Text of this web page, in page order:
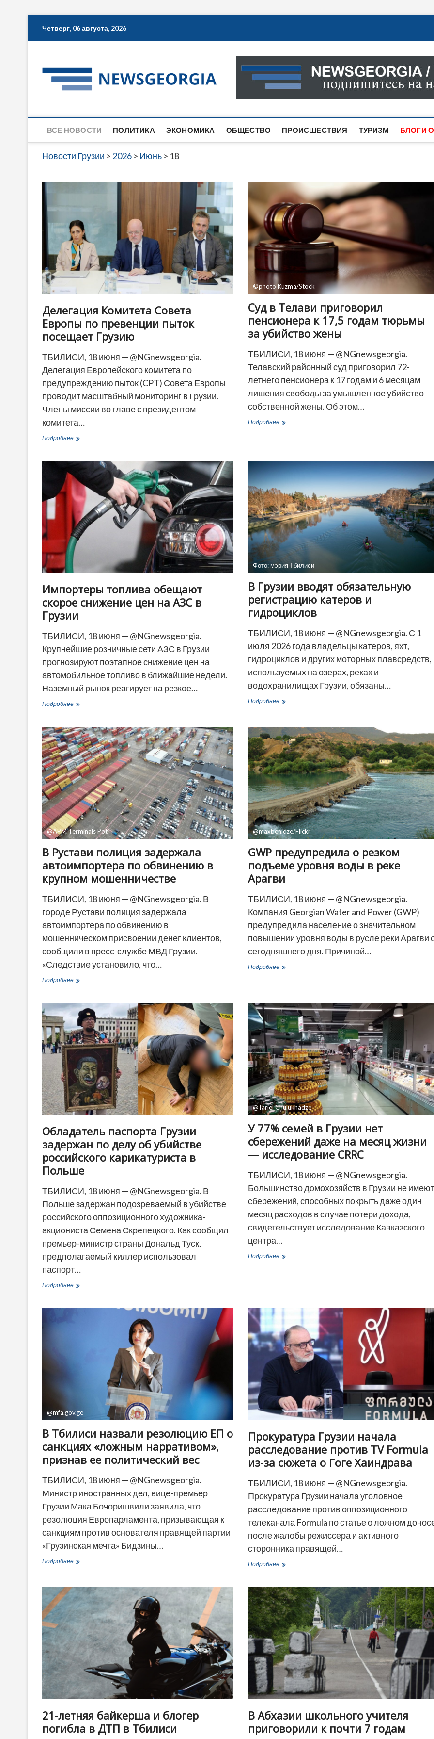
Четверг, 06 августа, 2026
Новости Грузии
САМАЯ АКТУАЛЬНАЯ ИНФОРМАЦИЯ О СОБЫТИЯХ
САЙТЕ ВЫ НАЙДЕТЕ НОВОСТИ ПОЛИТИКИ,
ВСЕ НОВОСТИ ПОЛИТИКА ЭКОНОМИКА ОБЩЕСТВО ПРОИСШЕСТВИЯ ТУРИЗМ БЛОГИ
Новости Грузии > 2026 > Июнь > 18
Делегация Комитета Совета
Европы по превенции пыток
посещает Грузию
ТБИЛИСИ, 18 июня — @NGnewsgeorgia.
Делегация Европейского комитета по
предупреждению пыток (CPT) Совета Европы
проводит масштабный мониторинг в Грузии.
Члены миссии во главе с президентом
комитета…
ПодробнееДелегация
Европы
превенции
пыток
посещает
Грузию
©photo Kuzma/Stock
Суд в Телави приговорил
пенсионера к 17,5 годам тюрьмы
за убийство жены
ТБИЛИСИ, 18 июня — @NGnewsgeorgia.
Телавский районный суд приговорил 72-
летнего пенсионера к 17 годам и 6 месяцам
лишения свободы за умышленное убийство
собственной жены. Об этом…
ПодробнееСуд
17,5
годам
тюрьмы
за
убийство
жены
Импортеры топлива обещают
скорое снижение цен на АЗС в
Грузии
ТБИЛИСИ, 18 июня — @NGnewsgeorgia.
Крупнейшие розничные сети АЗС в Грузии
прогнозируют поэтапное снижение цен на
автомобильное топливо в ближайшие недели.
Наземный рынок реагирует на резкое…
ПодробнееИмпортеры
скорое
снижение
цен
на
АЗС
в
Грузии
Фото: мэрия Тбилиси
В Грузии вводят обязательную
регистрацию катеров и
гидроциклов
ТБИЛИСИ, 18 июня — @NGnewsgeorgia. С 1
июля 2026 года владельцы катеров, яхт,
гидроциклов и других моторных плавсредств,
используемых на озерах, реках и
водохранилищах Грузии, обязаны…
ПодробнееВ
обязательную
регистрацию
катеров
и
гидроциклов
@APM Terminals Poti
В Рустави полиция задержала
автоимпортера по обвинению в
крупном мошенничестве
ТБИЛИСИ, 18 июня — @NGnewsgeorgia. В
городе Рустави полиция задержала
автоимпортера по обвинению в
мошенническом присвоении денег клиентов,
сообщили в пресс-службе МВД Грузии.
«Следствие установило, что…
ПодробнееВ
автоимпортера
по
обвинению
в
крупном
мошенничестве
@maxbenidze/Flickr
GWP предупредила о резком
подъеме уровня воды в реке
Арагви
ТБИЛИСИ, 18 июня — @NGnewsgeorgia.
Компания Georgian Water and Power (GWP)
предупредила население о значительном
повышении уровня воды в русле реки Арагви
сегодняшнего дня. Причиной…
ПодробнееGWP
уровня
воды
в
реке
Арагви
Обладатель паспорта Грузии
задержан по делу об убийстве
российского карикатуриста в
Польше
ТБИЛИСИ, 18 июня — @NGnewsgeorgia. В
Польше задержан подозреваемый в убийстве
российского оппозиционного художника-
акциониста Семена Скрепецкого. Как сообщил
премьер-министр страны Дональд Туск,
предполагаемый киллер использовал
паспорт…
ПодробнееОбладатель
карикатуриста
@Tariel Chulukhadze
У 77% семей в Грузии нет
сбережений даже на месяц жизни
— исследование CRRC
ТБИЛИСИ, 18 июня — @NGnewsgeorgia.
Большинство домохозяйств в Грузии не имеют
сбережений, способных покрыть даже один
месяц расходов в случае потери дохода,
свидетельствует исследование Кавказского
центра…
ПодробнееУ
сбережений
месяц
жизни
—
исследование
CRRC
@mfa.gov.ge
В Тбилиси назвали резолюцию ЕП о
санкциях «ложным нарративом»,
признав ее политический вес
ТБИЛИСИ, 18 июня — @NGnewsgeorgia.
Министр иностранных дел, вице-премьер
Грузии Мака Бочоришвили заявила, что
резолюция Европарламента, призывающая к
санкциям против основателя правящей партии
«Грузинская мечта» Бидзины…
ПодробнееВ
резолюцию
ЕП
о
санкциях
«ложным
нарративом»,
признав
политический
вес
Прокуратура Грузии начала
расследование против TV Formula
из-за сюжета о Гоге Хаиндрава
ТБИЛИСИ, 18 июня — @NGnewsgeorgia.
Прокуратура Грузии начала уголовное
расследование против оппозиционного
телеканала Formula по статье о ложном
после жалобы режиссера и активного
сторонника правящей…
ПодробнееПрокуратура
расследование
против
TV
Formula
из-
за
сюжета
о
Гоге
Хаиндрава
21-летняя байкерша и блогер
погибла в ДТП в Тбилиси
В Абхазии школьного учителя
приговорили к почти 7 годам